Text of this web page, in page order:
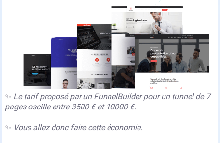
✨ Le tarif proposé par un FunnelBuilder pour un tunnel de 7
pages oscille entre 3500 € et 10000 €.
✨ Vous allez donc faire cette économie.